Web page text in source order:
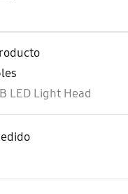
LED Light Head